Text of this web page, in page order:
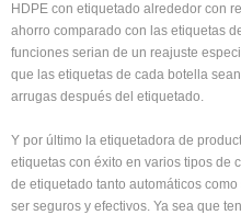
HDPE con etiquetado alrededor con
ahorro comparado con las etiquetas
funciones serian de un reajuste
que las etiquetas de cada botella
arrugas después del etiquetado.
Y por último la etiquetadora de
etiquetas con éxito en varios tipos de
de etiquetado tanto automáticos
ser seguros y efectivos. Ya sea que